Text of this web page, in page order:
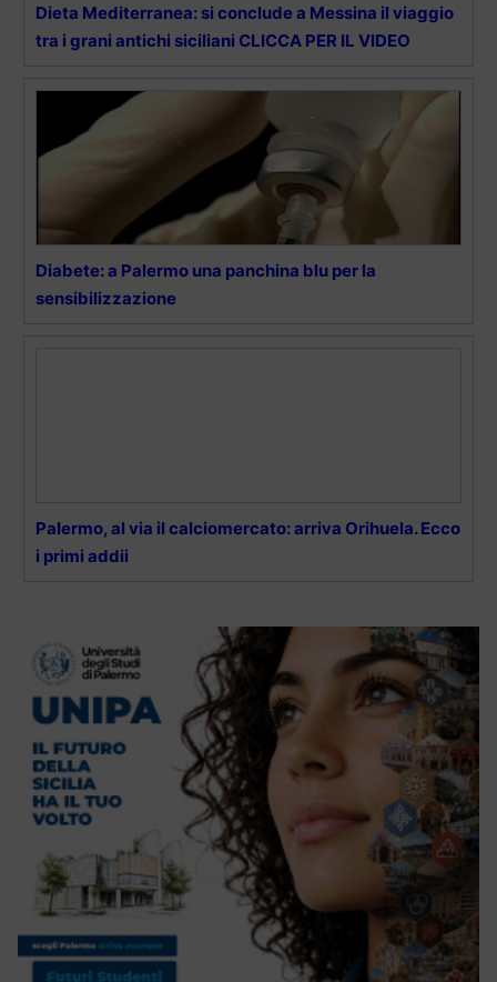
Dieta Mediterranea: si conclude a Messina il viaggio
tra i grani antichi siciliani CLICCA PER IL VIDEO
Diabete: a Palermo una panchina blu per la
sensibilizzazione
Palermo, al via il calciomercato: arriva Orihuela. Ecco
i primi addii